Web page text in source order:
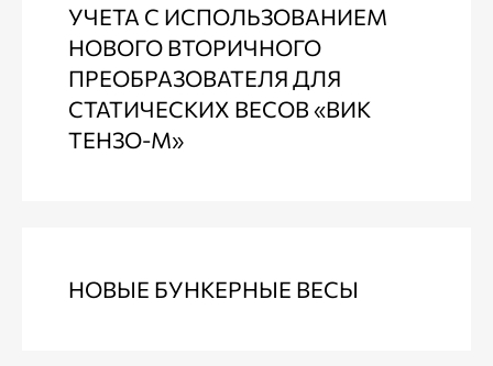
УЧЕТА С ИСПОЛЬЗОВАНИЕМ
НОВОГО ВТОРИЧНОГО
ПРЕОБРАЗОВАТЕЛЯ ДЛЯ
СТАТИЧЕСКИХ ВЕСОВ «ВИК
ТЕНЗО-М»
НОВЫЕ БУНКЕРНЫЕ ВЕСЫ